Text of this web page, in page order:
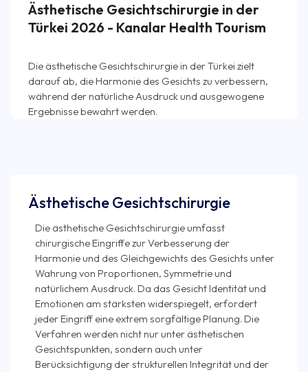
Ästhetische Gesichtschirurgie in der
Türkei 2026 - Kanalar Health Tourism
Die ästhetische Gesichtschirurgie in der Türkei zielt
darauf ab, die Harmonie des Gesichts zu verbessern,
während der natürliche Ausdruck und ausgewogene
Ästhetische Gesichtschirurgie
Die ästhetische Gesichtschirurgie umfasst
chirurgische Eingriffe zur Verbesserung der
Harmonie und des Gleichgewichts des Gesichts unter
Wahrung von Proportionen, Symmetrie und
natürlichem Ausdruck. Da das Gesicht Identität und
Emotionen am stärksten widerspiegelt, erfordert
jeder Eingriff eine extrem sorgfältige Planung. Die
Verfahren werden nicht nur unter ästhetischen
Gesichtspunkten, sondern auch unter
Berücksichtigung der strukturellen Integrität und der